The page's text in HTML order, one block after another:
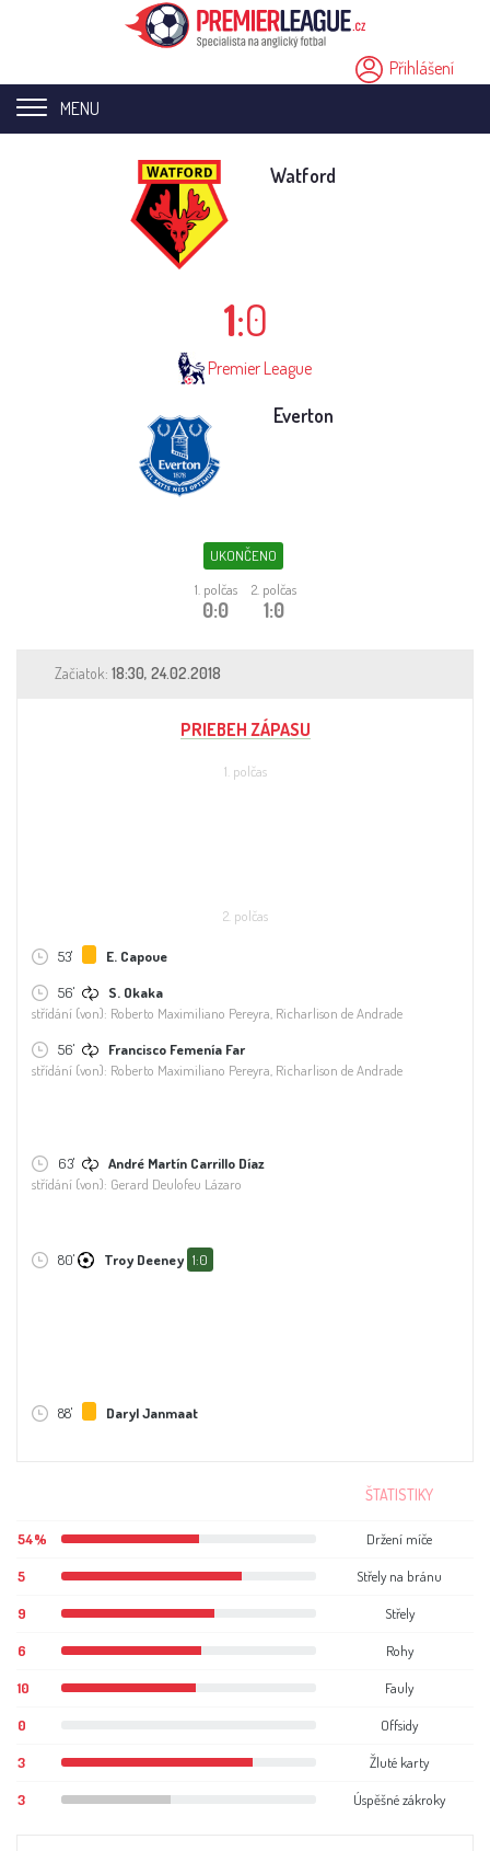
Přihlášení
MENU
Watford
1:0
Premier League
Everton
UKONČENO
1. polčas
0:0
2. polčas
1:0
Začiatok: 18:30, 24.02.2018
PRIEBEH ZÁPASU
1. polčas
2. polčas
53' E. Capoue
56'
S. Okaka
střídání (von): Roberto Maximiliano Pereyra, Richarlison de Andrade
56'
Francisco Femenía Far
střídání (von): Roberto Maximiliano Pereyra, Richarlison de Andrade
63'
André Martín Carrillo Díaz
střídání (von): Gerard Deulofeu Lázaro
80' Troy Deeney 1:0
88' Daryl Janmaat
ŠTATISTIKY
54% Držení míče
5 Střely na bránu
9 Střely
6 Rohy
10 Fauly
0 Offsidy
3 Žluté karty
3 Úspěšné zákroky